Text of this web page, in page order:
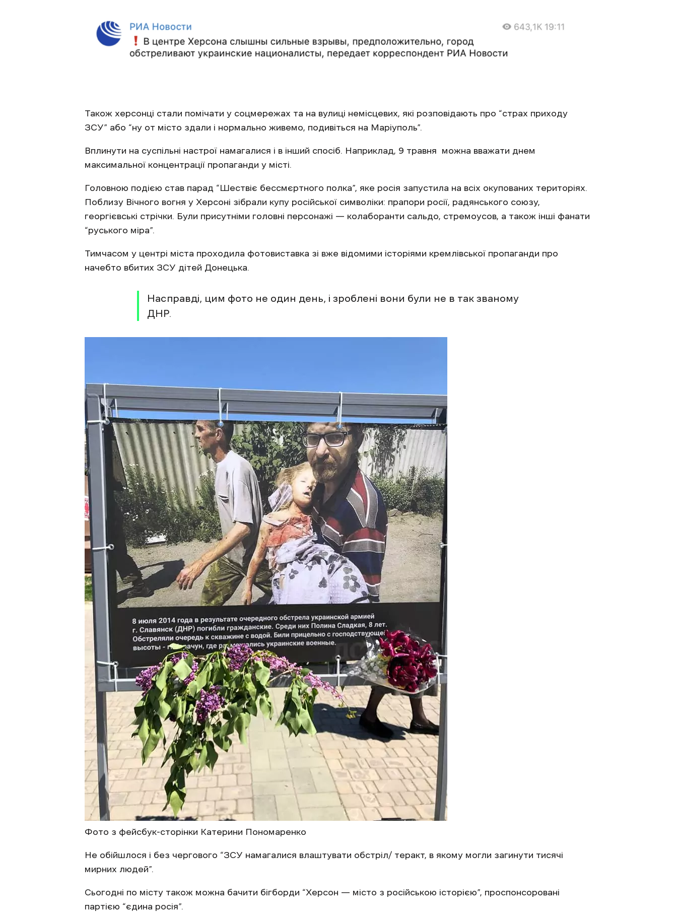
Також херсонці стали помічати у соцмережах та на вулиці немісцевих, які розповідають про “страх приходу
ЗСУ” або “ну от місто здали і нормально живемо, подивіться на Маріуполь”.
Вплинути на суспільні настрої намагалися і в інший спосіб. Наприклад, 9 травня можна вважати днем
максимальної концентрації пропаганди у місті.
Головною подією став парад “Шествіє бессмєртного полка”, яке росія запустила на всіх окупованих територіях.
Поблизу Вічного вогня у Херсоні зібрали купу російської символіки: прапори росії, радянського союзу,
георгієвські стрічки. Були присутніми головні персонажі — колаборанти сальдо, стремоусов, а також інші фанати
“руського міра”.
Тимчасом у центрі міста проходила фотовиставка зі вже відомими історіями кремлівської пропаганди про
начебто вбитих ЗСУ дітей Донецька.
Насправді, цим фото не один день, і зроблені вони були не в так званому
ДНР.
Фото з фейсбук-сторінки Катерини Пономаренко
Не обійшлося і без чергового “ЗСУ намагалися влаштувати обстріл/ теракт, в якому могли загинути тисячі
мирних людей”.
Сьогодні по місту також можна бачити бігборди “Херсон — місто з російською історією”, проспонсоровані
партією “єдина росія”.